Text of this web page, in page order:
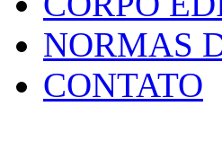
NORMAS
CONTATO